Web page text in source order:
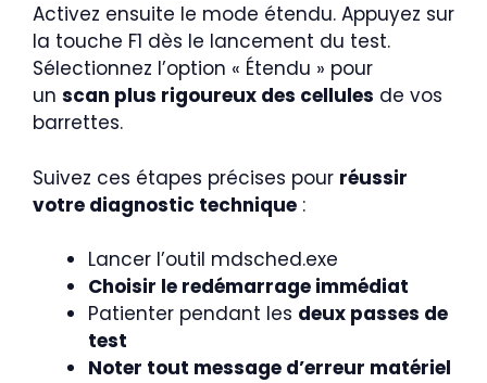
Activez ensuite le mode étendu. Appuyez sur
la touche F1 dès le lancement du test.
Sélectionnez l’option « Étendu » pour
un scan plus rigoureux des cellules de vos
barrettes.
Suivez ces étapes précises pour réussir
votre diagnostic technique :
Lancer l’outil mdsched.exe
Choisir le redémarrage immédiat
Patienter pendant les deux passes de
test
Noter tout message d’erreur matériel